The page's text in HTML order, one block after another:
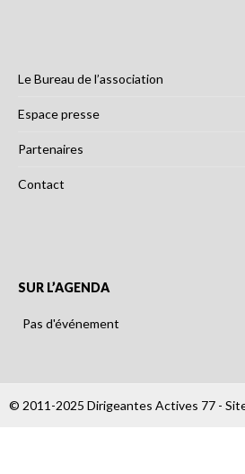
Le Bureau de l’association
Espace presse
Partenaires
Contact
SUR L’AGENDA
Pas d'événement
© 2011-2025 Dirigeantes Actives 77 -